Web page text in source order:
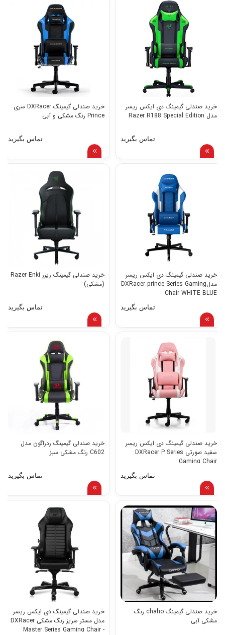
خرید صندلی گیمینگ دی ایکس ریسر
مدل Razer R188 Special Edition
تماس بگیرید
خرید صندلی گیمینگ DXRacer سری
Prince رنگ مشکی و آبی
تماس بگیرید
خرید صندلی گیمینگ دی ایکس ریسر
مدلDXRacer prince Series Gaming
Chair WHITE BLUE
تماس بگیرید
خرید صندلی گیمینگ ریزر Razer Enki
(مشکی)
تماس بگیرید
خرید صندلی گیمینگ دی ایکس ریسر
سفيد صورتى DXRacer P Series
Gaming Chair
تماس بگیرید
خرید صندلی گیمینگ ردراگون مدل
C602 رنگ مشکی سبز
تماس بگیرید
خرید صندلی گیمینگ chaho رنگ
مشکی آبی
خرید صندلی گیمینگ دی ایکس ریسر
مدل مستر سريز رنگ مشکی DXRacer
Master Series Gaming Chair -